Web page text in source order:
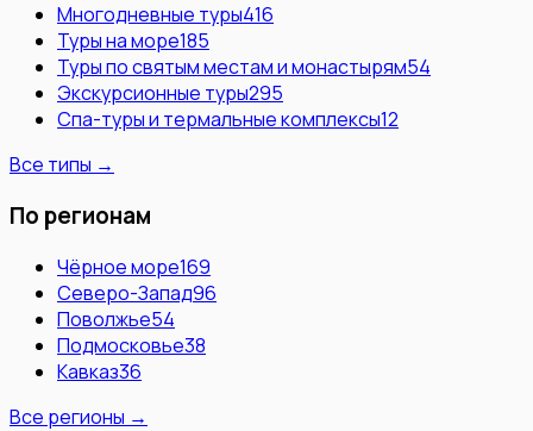
Многодневные туры416
Туры на море185
Туры по святым местам и монастырям54
Экскурсионные туры295
Спа-туры и термальные комплексы12
Все типы →
По регионам
Чёрное море169
Северо-Запад96
Поволжье54
Подмосковье38
Кавказ36
Все регионы →